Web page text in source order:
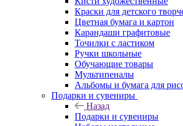
Краски для детского
Цветная бумага и картон
Карандаши графитовые
Точилки с ластиком
Ручки школьные
Обучающие товары
Мультипеналы
Альбомы и бумага для
Подарки и сувениры
Назад
Подарки и сувениры